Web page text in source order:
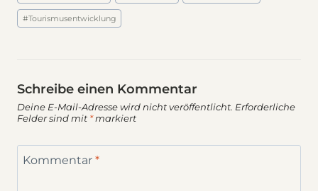
#Tourismusentwicklung
Schreibe einen Kommentar
Deine E-Mail-Adresse wird nicht veröffentlicht. Erforderliche
Felder sind mit *markiert
Kommentar *